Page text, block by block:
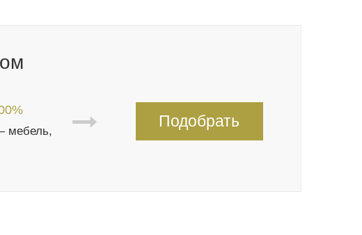
мебель,
Подобрать